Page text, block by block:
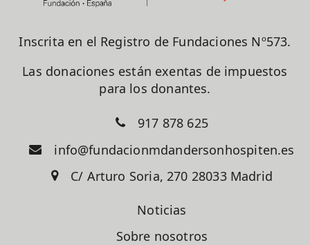
Inscrita en el Registro de Fundaciones Nº573.
Las donaciones están exentas de impuestos
para los donantes.
917 878 625
info@fundacionmdandersonhospiten.es
C/ Arturo Soria, 270 28033 Madrid
Noticias
Sobre nosotros